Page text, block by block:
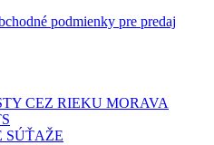
podmienky pre predaj
CEZ RIEKU MORAVA
SÚŤAŽE